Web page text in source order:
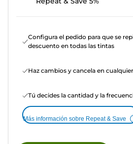
Configura el pedido para que se
descuento en todas las tintas
Haz cambios y cancela en
Tú decides la cantidad y la
Más información sobre Repeat & Save